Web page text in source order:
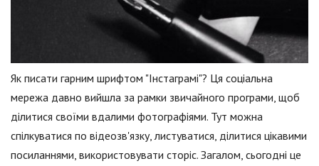
Як писати гарним шрифтом "Інстаграмі"? Ця соціальна
мережа давно вийшла за рамки звичайного програми, щоб
ділитися своїми вдалими фотографіями. Тут можна
спілкуватися по відеозв'язку, листуватися, ділитися цікавими
посиланнями, використовувати сторіс. Загалом, сьогодні це